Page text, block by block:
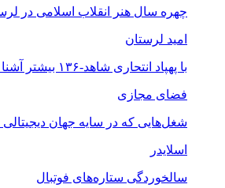
چهره سال هنر انقلاب اسلامی در
امید لرستان
با پهپاد انتحاری شاهد-۱۳۶ بیشتر آشنا شوید
فضای مجازی
شغل‌‌هایی که در سایه جهان دیجیتالی
اسلایدر
سالخوردگی ستاره‌های فوتبال